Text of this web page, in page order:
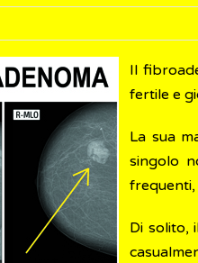
Il
fertile e
La sua
singolo
frequenti,
Di solito,